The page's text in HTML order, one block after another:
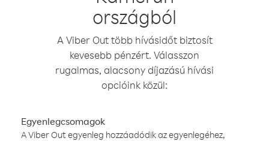
országból
A Viber Out több hívásidőt biztosít
kevesebb pénzért. Válasszon
rugalmas, alacsony díjazású hívási
opcióink közül:
Egyenlegcsomagok
A Viber Out egyenleg hozzáadódik az egyenlegéhez,